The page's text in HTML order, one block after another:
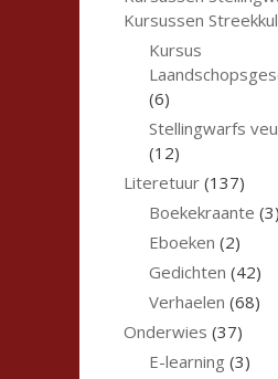
Kursussen
Kursus
(6)
Stellingwarfs
(12)
Literetuur (137)
Boekekraante (3)
Eboeken (2)
Gedichten (42)
Verhaelen (68)
Onderwies (37)
E-learning (3)